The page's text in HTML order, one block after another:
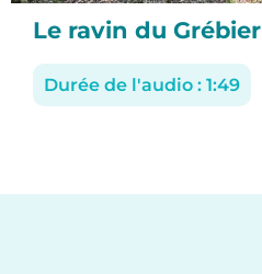
Le ravin du Grébier
Durée de l'audio : 1:49